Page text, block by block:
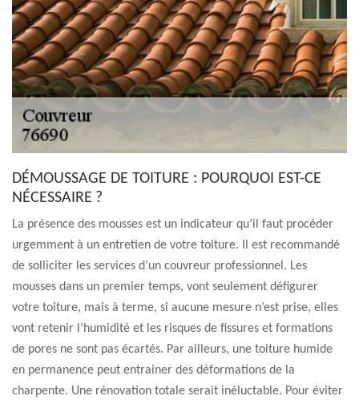
DÉMOUSSAGE DE TOITURE : POURQUOI EST-CE
NÉCESSAIRE ?
La présence des mousses est un indicateur qu’il faut procéder
urgemment à un entretien de votre toiture. Il est recommandé
de solliciter les services d’un couvreur professionnel. Les
mousses dans un premier temps, vont seulement défigurer
votre toiture, mais à terme, si aucune mesure n’est prise, elles
vont retenir l’humidité et les risques de fissures et formations
de pores ne sont pas écartés. Par ailleurs, une toiture humide
en permanence peut entrainer des déformations de la
charpente. Une rénovation totale serait inéluctable. Pour éviter